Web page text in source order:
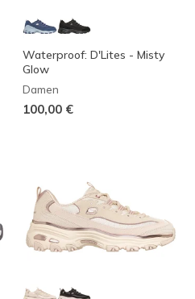
Waterproof: D'Lites - Misty
Glow
Damen
100,00 €